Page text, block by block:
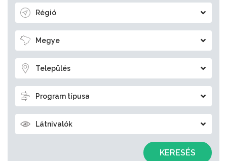
Régió
Megye
Település
Program típusa
Látnivalók
KERESÉS